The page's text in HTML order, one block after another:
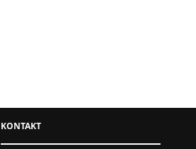
354,00
S M L XL
XXL
KONTAKT